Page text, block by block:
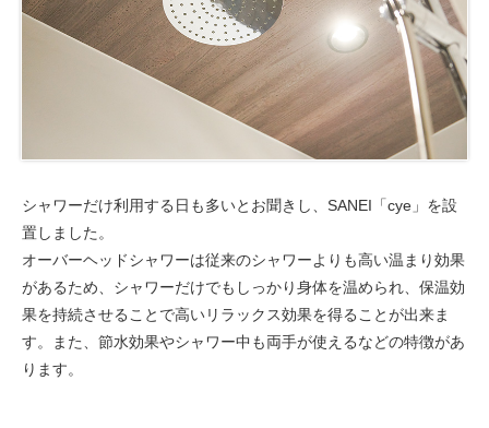
シャワーだけ利用する日も多いとお聞きし、SANEI「cye」を設
置しました。
オーバーヘッドシャワーは従来のシャワーよりも高い温まり効果
があるため、シャワーだけでもしっかり身体を温められ、保温効
果を持続させることで高いリラックス効果を得ることが出来ま
す。また、節水効果やシャワー中も両手が使えるなどの特徴があ
ります。